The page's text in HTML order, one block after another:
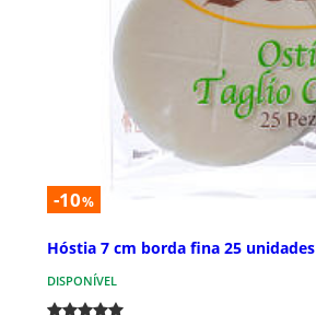
-10%
Hóstia 7 cm borda fina 25 unidades
DISPONÍVEL